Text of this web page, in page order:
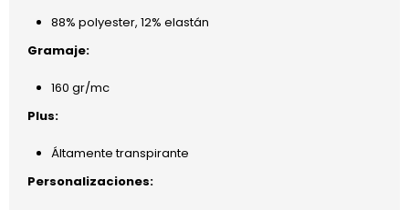
88% polyester, 12% elastán
Gramaje:
160 gr/mc
Plus:
Áltamente transpirante
Personalizaciones: